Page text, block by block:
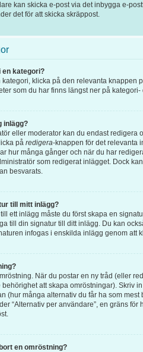
kan skicka e-post via det inbygga e-
det för att skicka skräppost.
en kategori?
kategori, klicka på den relevanta
som du har finns längst ner på
inlägg?
eller moderator kan du endast
på redigera-knappen för det relevanta
hur många gånger och när du har
som redigerat inlägget. Dock
besvarats.
till mitt inlägg?
ett inlägg måste du först skapa en
till din signatur till ditt inlägg. Du kan
infogas i enskilda inlägg genom att
När du postar en ny tråd (eller
att skapa omröstningar). Skriv
(hur många alternativ du får ha som
“Alternativ per användare”, en gräns
en omröstning?